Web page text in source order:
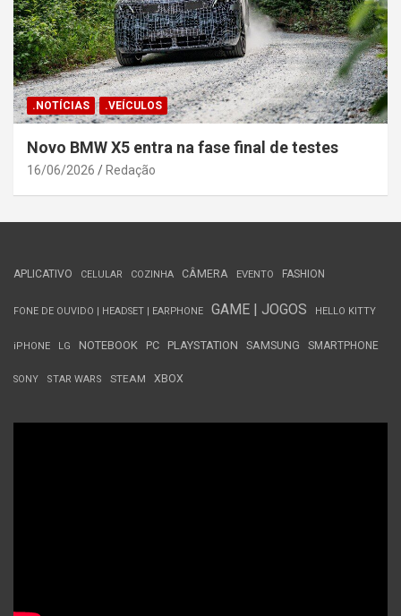
.NOTÍCIAS .VEÍCULOS
Novo BMW X5 entra na fase final de testes
16/06/2026 Redação
APLICATIVO CELULAR COZINHA CÂMERA EVENTO FASHION
FONE DE OUVIDO | HEADSET | EARPHONE GAME | JOGOS HELLO KITTY
iPHONE LG NOTEBOOK PC PLAYSTATION SAMSUNG SMARTPHONE
SONY STAR WARS STEAM XBOX